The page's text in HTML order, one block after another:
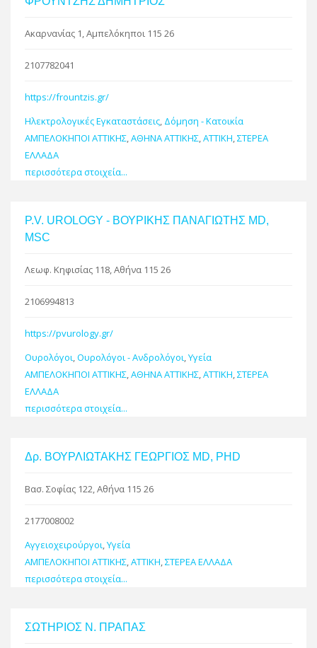
Ακαρνανίας 1, Αμπελόκηποι 115 26
2107782041
https://frountzis.gr/
Ηλεκτρολογικές Εγκαταστάσεις, Δόμηση - Κατοικία
ΑΜΠΕΛΟΚΗΠΟΙ ΑΤΤΙΚΗΣ,ΑΘΗΝΑ ΑΤΤΙΚΗΣ,ΑΤΤΙΚΗ,ΣΤΕΡΕΑ
ΕΛΛΑΔΑ
περισσότερα στοιχεία...
P.V. UROLOGY - ΒΟΥΡΙΚΗΣ ΠΑΝΑΓΙΩΤΗΣ MD,
MSC
Λεωφ. Κηφισίας 118, Αθήνα 115 26
2106994813
https://pvurology.gr/
Ουρολόγοι,Ουρολόγοι - Ανδρολόγοι,Υγεία
ΑΜΠΕΛΟΚΗΠΟΙ ΑΤΤΙΚΗΣ,ΑΘΗΝΑ ΑΤΤΙΚΗΣ,ΑΤΤΙΚΗ,ΣΤΕΡΕΑ
ΕΛΛΑΔΑ
περισσότερα στοιχεία...
Δρ. ΒΟΥΡΛΙΩΤΑΚΗΣ ΓΕΩΡΓΙΟΣ MD, PHD
Βασ. Σοφίας 122, Αθήνα 115 26
2177008002
Αγγειοχειρούργοι,Υγεία
ΑΜΠΕΛΟΚΗΠΟΙ ΑΤΤΙΚΗΣ,ΑΤΤΙΚΗ,ΣΤΕΡΕΑ ΕΛΛΑΔΑ
περισσότερα στοιχεία...
ΣΩΤΗΡΙΟΣ Ν. ΠΡΑΠΑΣ